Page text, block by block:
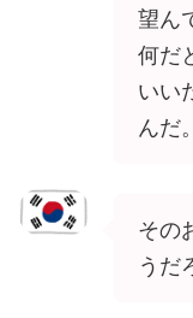
望ん
何だ
いい
んだ。
その
うだ